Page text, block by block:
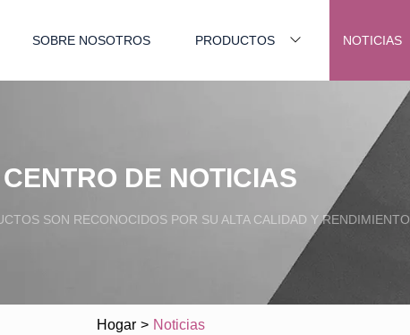
SOBRE NOSOTROS PRODUCTOS NOTICIAS
CENTRO DE NOTICIAS
SON RECONOCIDOS POR SU ALTA CALIDAD Y RENDIMIENTO.
Hogar > Noticias